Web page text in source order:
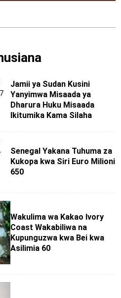
Jamii ya Sudan Kusini
Yanyimwa Misaada ya
Dharura Huku Misaada
Ikitumika Kama Silaha
Senegal Yakana Tuhuma za
Kukopa kwa Siri Euro Milioni
650
Wakulima wa Kakao Ivory
Coast Wakabiliwa na
Kupunguzwa kwa Bei kwa
Asilimia 60